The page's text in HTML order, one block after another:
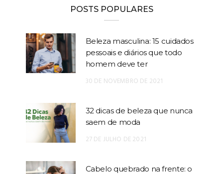
POSTS POPULARES
Beleza masculina: 15 cuidados
pessoais e diários que todo
homem deve ter
30 DE NOVEMBRO DE 2021
32 dicas de beleza que nunca
saem de moda
27 DE JULHO DE 2021
Cabelo quebrado na frente: o